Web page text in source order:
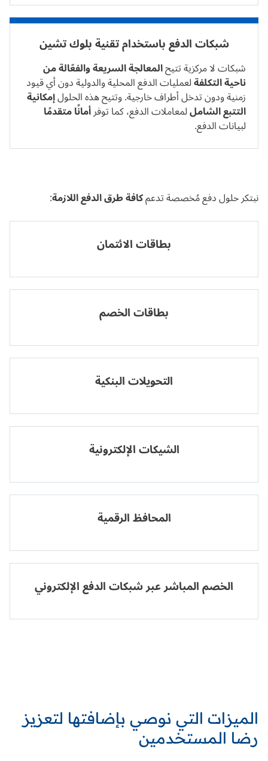
شبكات الدفع باستخدامتقنية بلوك تشين
شبكات لا مركزية تتيحالمعالجة السريعة والفعّالةمن
ناحية التكلفةلعمليات الدفع المحلية والدولية دون أي قيود
زمنية ودون تدخل أطراف خارجية. وتتيح هذه الحلولإمكانية
التتبع الشامللمعاملات الدفع، كما توفرأمانًا متقدمًا
لبيانات الدفع.
نبتكر حلول دفع مُخصصة تدعمكافة طرق الدفع اللازمة:
بطاقات الائتمان
بطاقات الخصم
التحويلات البنكية
الشيكات الإلكترونية
المحافظ الرقمية
الخصم المباشر عبر شبكات الدفع الإلكتروني
الميزات التي نوصي بإضافتها لتعزيز
رضا المستخدمين